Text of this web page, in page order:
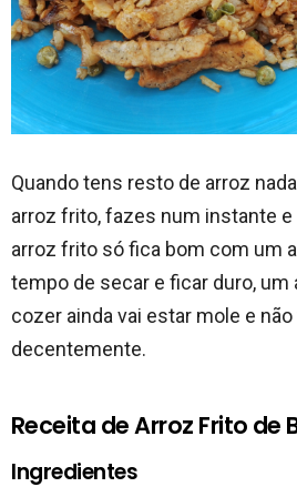
Quando tens resto de arroz
arroz frito, fazes num instante e
arroz frito só fica bom com um
tempo de secar e ficar duro, um
cozer ainda vai estar mole e
decentemente.
Receita de Arroz Frito de
Ingredientes